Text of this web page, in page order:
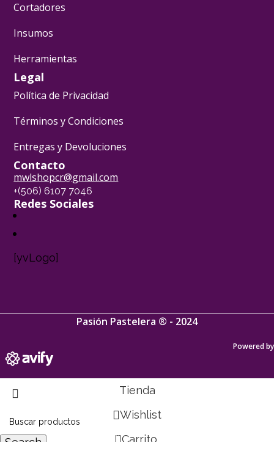
Cortadores
Insumos
Herramientas
Legal
Política de Privacidad
Términos y Condiciones
Entregas y Devoluciones
Contacto
mwlshopcr@gmail.com
+(506) 6107 7046
Redes Sociales
[yvLogo]
Pasión Pastelera ® - 2024
Powered by
Search
Tienda
Wishlist
0 Carrito